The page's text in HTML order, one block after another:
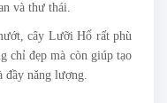
và thư thái.
cây Lưỡi Hổ rất phù
chỉ đẹp mà còn giúp tạo
đầy năng lượng.